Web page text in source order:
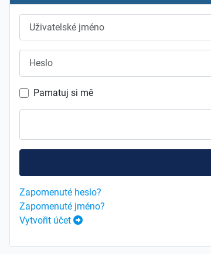
Pamatuj si mě
Zapomenuté heslo?
Zapomenuté jméno?
Vytvořit účet